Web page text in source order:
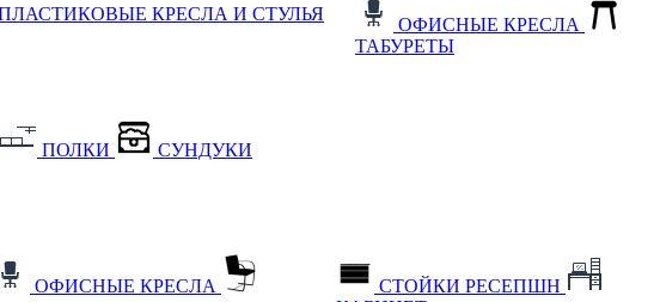
КРЕСЛА И СТУЛЬЯ
ОФИСНЫЕ КРЕСЛА
ТАБУРЕТЫ
ПОЛКИ СУНДУКИ
ОФИСНЫЕ КРЕСЛА
СТОЙКИ РЕСЕПШН